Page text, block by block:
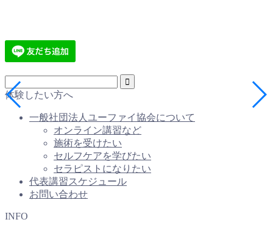
体験したい方へ
一般社団法人ユーファイ協会について
オンライン講習など
施術を受けたい
セルフケアを学びたい
セラピストになりたい
代表講習スケジュール
お問い合わせ
INFO